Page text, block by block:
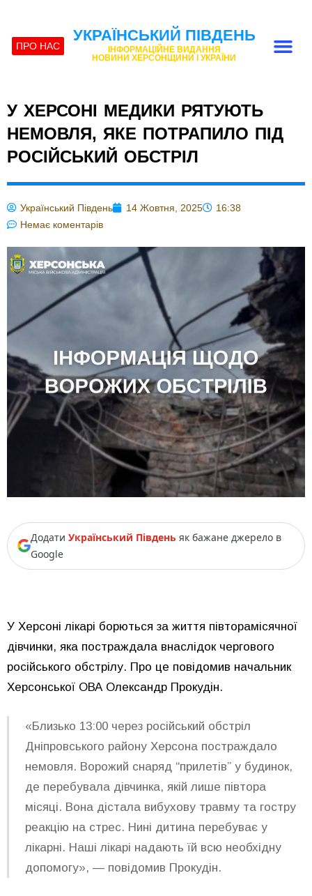
ПРО НАС
УКРАЇНСЬКИЙ ПІВДЕНЬ
ІНФОРМАЦІЙНЕ ВИДАННЯ
НОВИНИ ХЕРСОНЩИНИ І УКРАЇНИ
У ХЕРСОНІ МЕДИКИ РЯТУЮТЬ
НЕМОВЛЯ, ЯКЕ ПОТРАПИЛО ПІД
РОСІЙСЬКИЙ ОБСТРІЛ
Український Південь 14 Жовтня, 2025
16:38
Немає коментарів
Додати Український Південь як бажане джерело в
Google
У Херсоні лікарі борються за життя півторамісячної
дівчинки, яка постраждала внаслідок чергового
російського обстрілу. Про це повідомив начальник
Херсонської ОВА Олександр Прокудін.
«Близько 13:00 через російський обстріл
Дніпровського району Херсона постраждало
немовля. Ворожий снаряд “прилетів” у будинок,
де перебувала дівчинка, якій лише півтора
місяці. Вона дістала вибухову травму та гостру
реакцію на стрес. Нині дитина перебуває у
лікарні. Наші лікарі надають їй всю необхідну
допомогу», — повідомив Прокудін.